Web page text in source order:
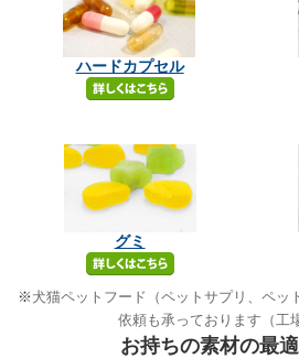
ハードカプセル
グミ
※ 犬猫ペットフード（ペットサプリ、ペッ
依頼も承っております（工
お持ちの素材の最